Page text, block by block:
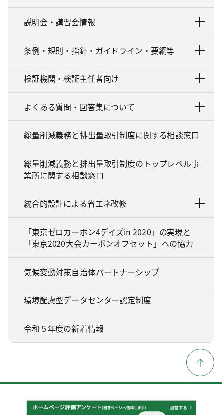
説明会・講習会情報
条例・規則・指針・ガイドライン・要綱等
検証機関・検証主任者向け
よくある質問・回答集について
総量削減義務と排出量取引制度に関する相談窓口
総量削減義務と排出量取引制度のトップレベル事
業所に関する相談窓口
統合的設計による省エネ改修
「東京ゼロカーボン4デイズin 2020」の実現と
「東京2020大会カーボンオフセット」への協力
気候変動対策自治体パートナーシップ
環境配慮型データセンター認定制度
令和５年度の新着情報